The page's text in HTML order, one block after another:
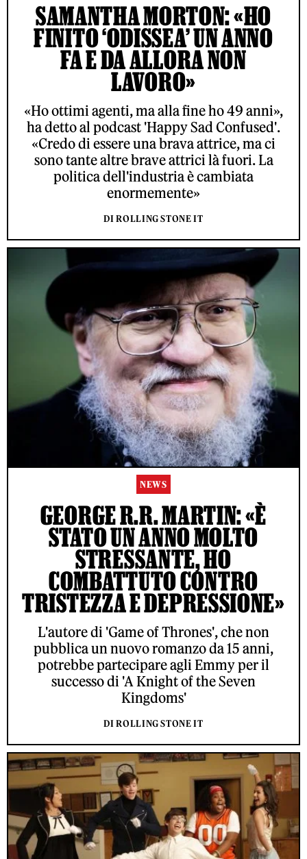
SAMANTHA MORTON: «HO
FINITO ‘ODISSEA’ UN ANNO
FA E DA ALLORA NON
LAVORO»
«Ho ottimi agenti, ma alla fine ho 49 anni»,
ha detto al podcast 'Happy Sad Confused'.
«Credo di essere una brava attrice, ma ci
sono tante altre brave attrici là fuori. La
politica dell'industria è cambiata
enormemente»
DI ROLLING STONE IT
NEWS
GEORGE R.R. MARTIN: «È
STATO UN ANNO MOLTO
STRESSANTE, HO
COMBATTUTO CONTRO
TRISTEZZA E DEPRESSIONE»
L'autore di 'Game of Thrones', che non
pubblica un nuovo romanzo da 15 anni,
potrebbe partecipare agli Emmy per il
successo di 'A Knight of the Seven
Kingdoms'
DI ROLLING STONE IT